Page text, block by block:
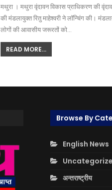
मथुरा । मथुरा वृंदावन विकास प्राधिकरण की
की मंडलायुक्त रितु माहेश्वरी ने लॉन्चिंग की।
लोगों की आवासीय जरूरतों को…
READ MORE...
Browse By
English News
अन्तराष्ट्रीय